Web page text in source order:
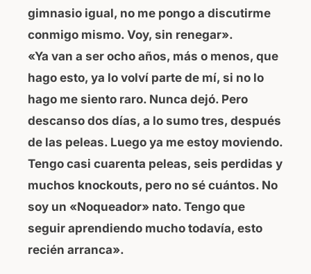
gimnasio igual, no me pongo a discutirme
conmigo mismo. Voy, sin renegar».
«Ya van a ser ocho años, más o menos, que
hago esto, ya lo volví parte de mí, si no lo
hago me siento raro. Nunca dejó. Pero
descanso dos días, a lo sumo tres, después
de las peleas. Luego ya me estoy moviendo.
Tengo casi cuarenta peleas, seis perdidas y
muchos knockouts, pero no sé cuántos. No
soy un «Noqueador» nato. Tengo que
seguir aprendiendo mucho todavía, esto
recién arranca».